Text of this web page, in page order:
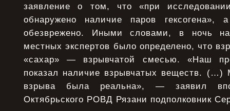
заявление о том, что «при
обнаружено наличие паров гексогена»,
обезврежено. Иными словами, в ночь
местных экспертов было определено, что
«сахар» — взрывчатой смесью. «Наш
показал наличие взрывчатых веществ. (…)
взрыва была реальна», — заявил
Октябрьского РОВД Рязани подполковник